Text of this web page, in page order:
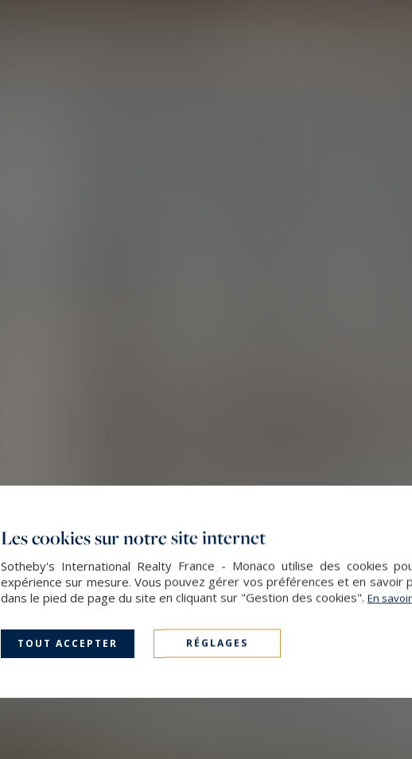
Les cookies sur notre site internet
Sotheby's International Realty France - Monaco utilise des cookies
expérience sur mesure. Vous pouvez gérer vos préférences et en savoir
dans le pied de page du site en cliquant sur "Gestion des cookies". En
TOUT ACCEPTER RÉGLAGES